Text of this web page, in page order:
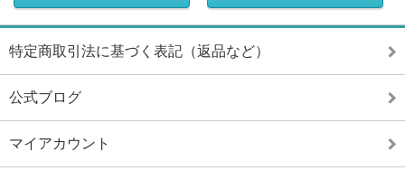
特定商取引法に基づく表記（返品など）
公式ブログ
マイアカウント